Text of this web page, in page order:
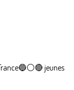
jeunes